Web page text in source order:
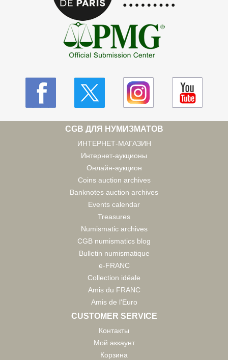
CGB ДЛЯ НУМИЗМАТОВ
ИНТЕРНЕТ-МАГАЗИН
Интернет-аукционы
Онлайн-аукцион
Coins auction archives
Banknotes auction archives
Events calendar
Treasures
Numismatic archives
CGB numismatics blog
Bulletin numismatique
e-FRANC
Collection idéale
Amis du FRANC
Amis de l'Euro
CUSTOMER SERVICE
Контакты
Мой аккаунт
Корзина